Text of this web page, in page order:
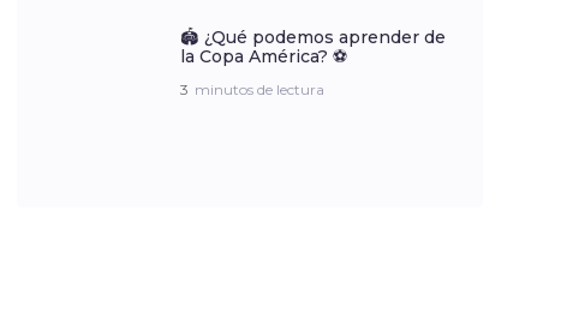
🏟️ ¿Qué podemos aprender de
la Copa América? ⚽️
3 minutos de lectura